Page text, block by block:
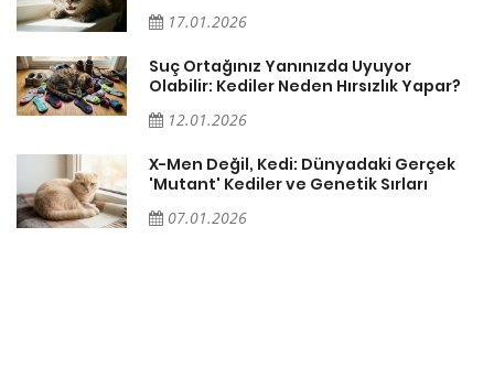
17.01.2026
Suç Ortağınız Yanınızda Uyuyor
Olabilir: Kediler Neden Hırsızlık Yapar?
12.01.2026
X-Men Değil, Kedi: Dünyadaki Gerçek
'Mutant' Kediler ve Genetik Sırları
07.01.2026